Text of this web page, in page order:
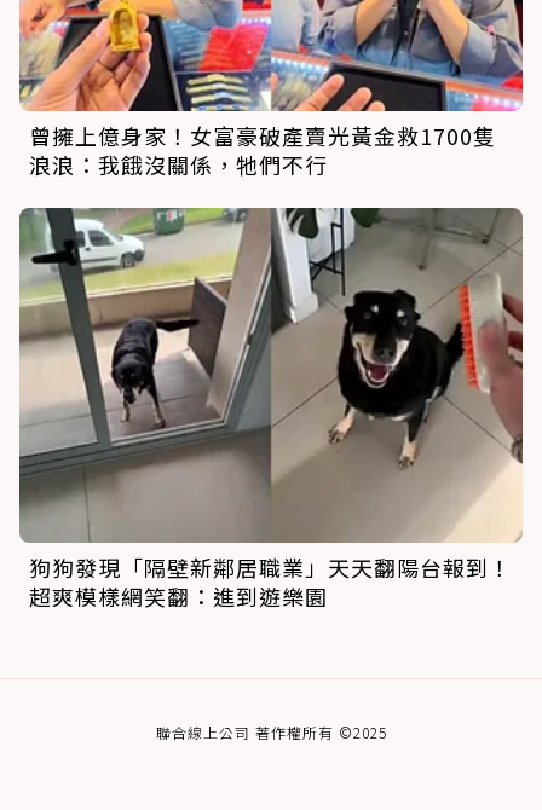
曾擁上億身家！女富豪破產賣光黃金救1700隻
浪浪：我餓沒關係，牠們不行
狗狗發現「隔壁新鄰居職業」天天翻陽台報到！
超爽模樣網笑翻：進到遊樂園
聯合線上公司 著作權所有 ©2025